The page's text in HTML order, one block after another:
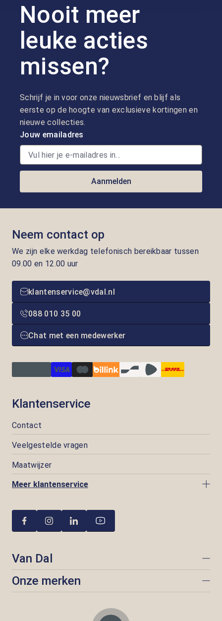
Nooit meer
leuke acties
missen?
Schrijf je in voor onze nieuwsbrief en blijf als
eerste op de hoogte van exclusieve kortingen en
nieuwe collecties.
Jouw emailadres
Aanmelden
Neem contact op
We zijn elke werkdag telefonisch bereikbaar tussen
09.00 en 12.00 uur
klantenservice@vdal.nl
088 010 35 00
Chat met een medewerker
Klantenservice
Contact
Veelgestelde vragen
Maatwijzer
Meer klantenservice
Van Dal
Onze merken